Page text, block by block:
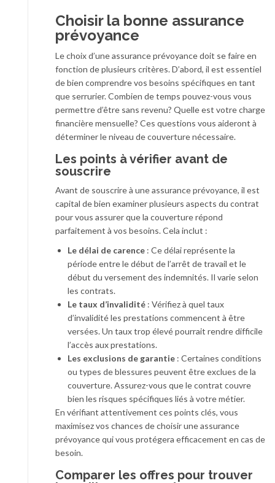
Choisir la bonne assurance
prévoyance
Le choix d’une assurance prévoyance doit se faire en
fonction de plusieurs critères. D’abord, il est essentiel
de bien comprendre vos besoins spécifiques en tant
que serrurier. Combien de temps pouvez-vous vous
permettre d’être sans revenu? Quelle est votre charge
financière mensuelle? Ces questions vous aideront à
déterminer le niveau de couverture nécessaire.
Les points à vérifier avant de
souscrire
Avant de souscrire à une assurance prévoyance, il est
capital de bien examiner plusieurs aspects du contrat
pour vous assurer que la couverture répond
parfaitement à vos besoins. Cela inclut :
Le délai de carence : Ce délai représente la
période entre le début de l’arrêt de travail et le
début du versement des indemnités. Il varie selon
les contrats.
Le taux d’invalidité : Vérifiez à quel taux
d’invalidité les prestations commencent à être
versées. Un taux trop élevé pourrait rendre difficile
l’accès aux prestations.
Les exclusions de garantie : Certaines conditions
ou types de blessures peuvent être exclues de la
couverture. Assurez-vous que le contrat couvre
bien les risques spécifiques liés à votre métier.
En vérifiant attentivement ces points clés, vous
maximisez vos chances de choisir une assurance
prévoyance qui vous protégera efficacement en cas de
besoin.
Comparer les offres pour trouver